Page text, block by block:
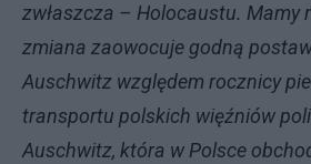
zwłaszcza – Holocaustu. Mamy
zmiana zaowocuje godną
Auschwitz względem rocznicy
transportu polskich więźniów
Auschwitz, która w Polsce